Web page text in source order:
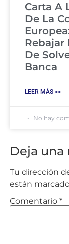
Carta A
De La
Rebajar
De
Banca
LEER MÁS >>
No hay
Deja una
Tu dirección
están
Comentario *